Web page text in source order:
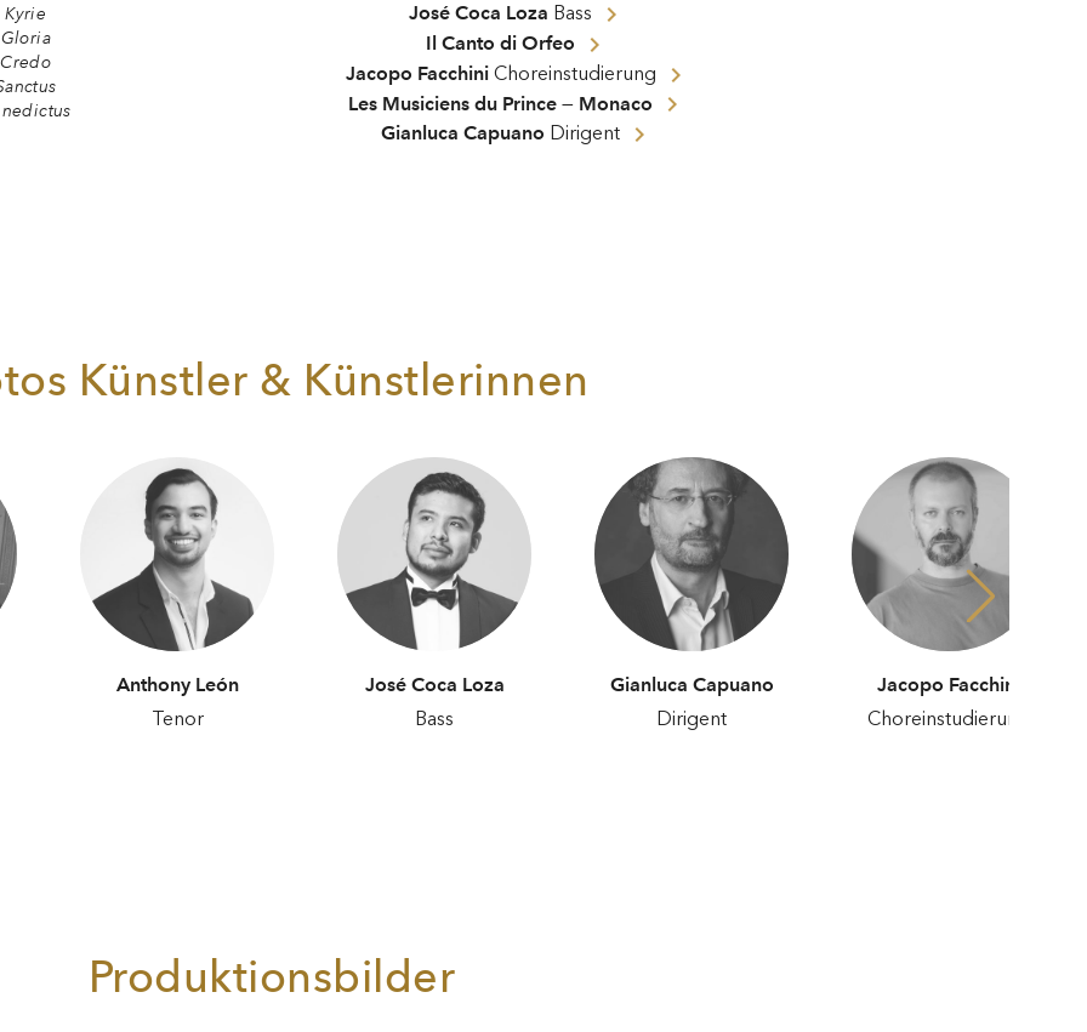
Kyrie
Gloria
Credo
José Coca Loza Bass
Il Canto di Orfeo
Jacopo Facchini Choreinstudierung
Les Musiciens du Prince — Monaco
Gianluca Capuano Dirigent
Künstler & Künstlerinnen
Anthony León
Tenor
José Coca Loza
Bass
Gianluca Capuano
Dirigent
Jacopo Facchini
Choreinstudierung
Produktionsbilder